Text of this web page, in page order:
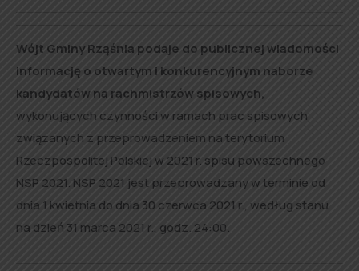
Wójt Gminy Rząśnia podaje do publicznej wiadomości
informację o otwartym i konkurencyjnym naborze
kandydatów na rachmistrzów spisowych,
wykonujących czynności w ramach prac spisowych
związanych z przeprowadzeniem na terytorium
Rzeczpospolitej Polskiej w 2021 r. spisu powszechnego
NSP 2021. NSP 2021 jest przeprowadzany w terminie od
dnia 1 kwietnia do dnia 30 czerwca 2021 r., według stanu
na dzień 31 marca 2021 r., godz. 24:00.